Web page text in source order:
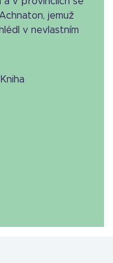
jemuž
v nevlastním
kniha